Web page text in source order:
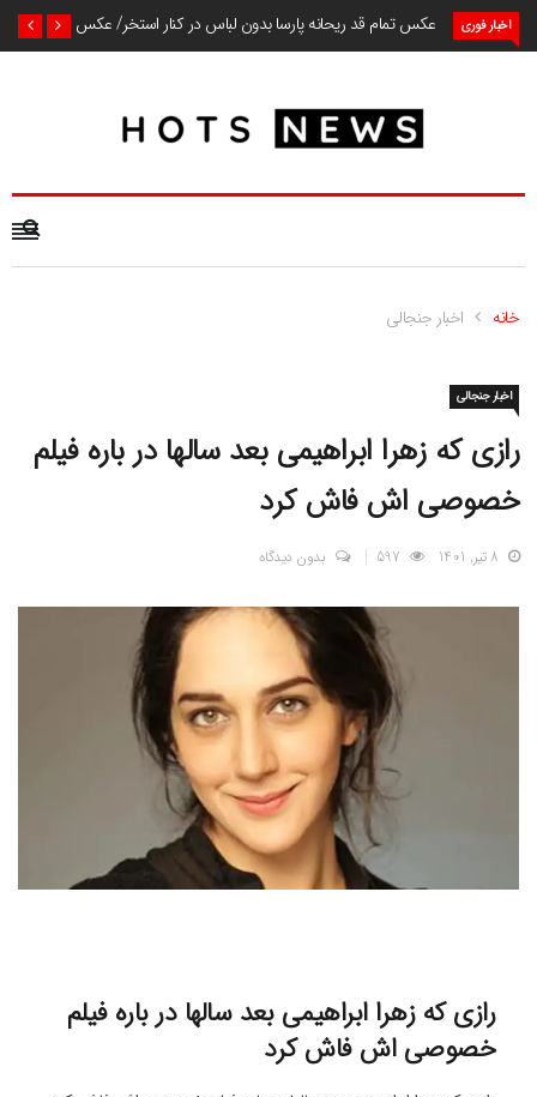
اخبار فوری عکس تمام قد ریحانه پارسا بدون لباس در کنار استخر/ عکس
خانه اخبار جنجالی
اخبار جنجالی
رازی که زهرا ابراهیمی بعد سالها در باره فیلم
خصوصی اش فاش کرد
8 تیر, 1401 بدون دیدگاه
رازی که زهرا ابراهیمی بعد سالها در باره فیلم
خصوصی اش فاش کرد